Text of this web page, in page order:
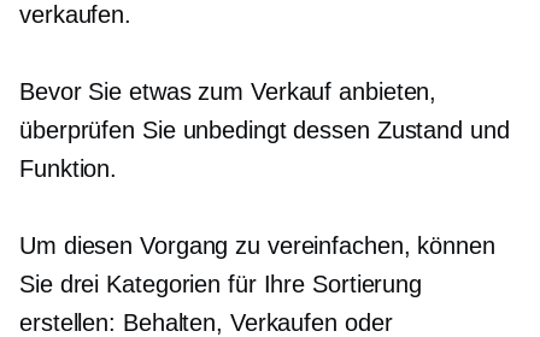
verkaufen.
Bevor Sie etwas zum Verkauf anbieten,
überprüfen Sie unbedingt dessen Zustand und
Funktion.
Um diesen Vorgang zu vereinfachen, können
Sie drei Kategorien für Ihre Sortierung
erstellen: Behalten, Verkaufen oder